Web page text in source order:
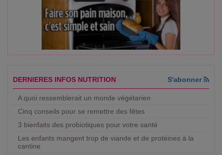
DERNIERES INFOS NUTRITION S'abonner
A quoi ressemblerait un monde végétarien
Cinq conseils pour se remettre des fêtes
3 bienfaits des probiotiques pour votre santé
Les enfants mangent trop de viande et de protéines à la
cantine